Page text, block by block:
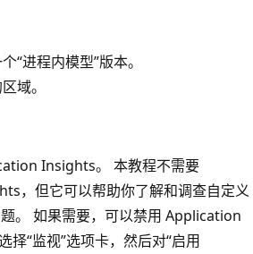
“进程内模型”版本。
域。
Insights。 本教程不需要
，但它可以帮助你了解和调查自定义
。 如果需要，可以禁用 Application
“监视”选项卡，然后对“启用